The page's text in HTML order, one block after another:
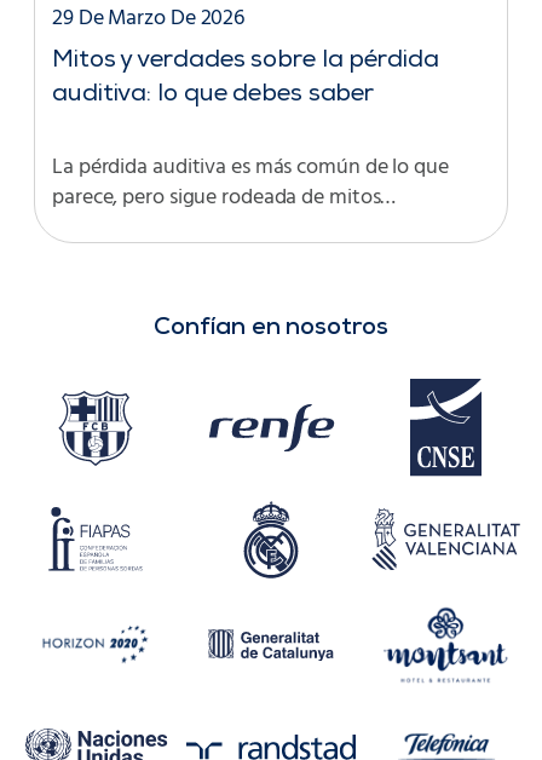
Mitos y verdades sobre la pérdida
auditiva: lo que debes saber
29 De Marzo De 2026
La pérdida auditiva es más común de lo que
parece, pero sigue rodeada de mitos…
Confían en nosotros